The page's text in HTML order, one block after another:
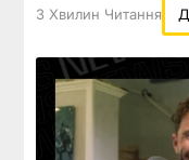
3 Хвилин Читання